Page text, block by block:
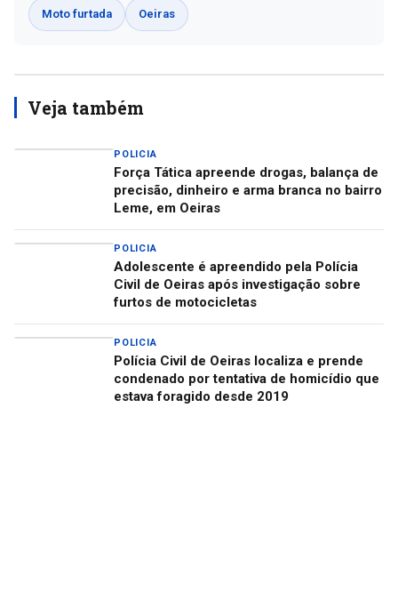
Moto furtada Oeiras
Veja também
POLICIA
Força Tática apreende drogas, balança de
precisão, dinheiro e arma branca no bairro
Leme, em Oeiras
POLICIA
Adolescente é apreendido pela Polícia
Civil de Oeiras após investigação sobre
furtos de motocicletas
POLICIA
Polícia Civil de Oeiras localiza e prende
condenado por tentativa de homicídio que
estava foragido desde 2019